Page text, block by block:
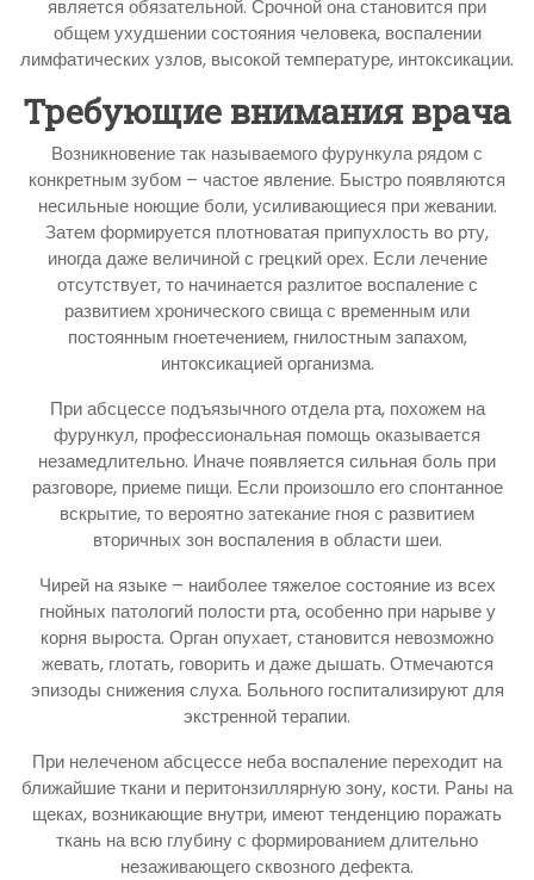
является обязательной. Срочной она становится при
общем ухудшении состояния человека, воспалении
лимфатических узлов, высокой температуре, интоксикации.
Требующие внимания врача
Возникновение так называемого фурункула рядом с
конкретным зубом – частое явление. Быстро появляются
несильные ноющие боли, усиливающиеся при жевании.
Затем формируется плотноватая припухлость во рту,
иногда даже величиной с грецкий орех. Если лечение
отсутствует, то начинается разлитое воспаление с
развитием хронического свища с временным или
постоянным гноетечением, гнилостным запахом,
интоксикацией организма.
При абсцессе подъязычного отдела рта, похожем на
фурункул, профессиональная помощь оказывается
незамедлительно. Иначе появляется сильная боль при
разговоре, приеме пищи. Если произошло его спонтанное
вскрытие, то вероятно затекание гноя с развитием
вторичных зон воспаления в области шеи.
Чирей на языке – наиболее тяжелое состояние из всех
гнойных патологий полости рта, особенно при нарыве у
корня выроста. Орган опухает, становится невозможно
жевать, глотать, говорить и даже дышать. Отмечаются
эпизоды снижения слуха. Больного госпитализируют для
экстренной терапии.
При нелеченом абсцессе неба воспаление переходит на
ближайшие ткани и перитонзиллярную зону, кости. Раны на
щеках, возникающие внутри, имеют тенденцию поражать
ткань на всю глубину с формированием длительно
незаживающего сквозного дефекта.